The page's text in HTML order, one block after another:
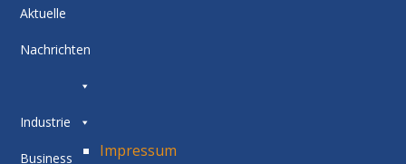
Aktuelle
Nachrichten
Industrie
Business
Impressum